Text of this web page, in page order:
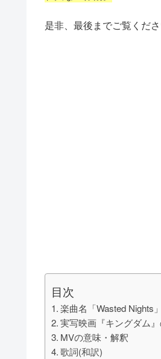
是非、最後までご覧くださ
目次
楽曲名「Wasted Nights
実写映画『キングダム』
MVの意味・解釈
歌詞(和訳)